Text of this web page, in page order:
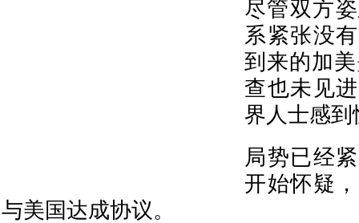
尽管双方
系紧张没
到来的加
查也未见
界人士感到
局势已经
开始怀疑
与美国达成协议。